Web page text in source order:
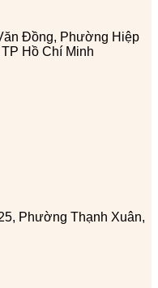
Đồng, Phường Hiệp
Hồ Chí Minh
Phường Thạnh Xuân,